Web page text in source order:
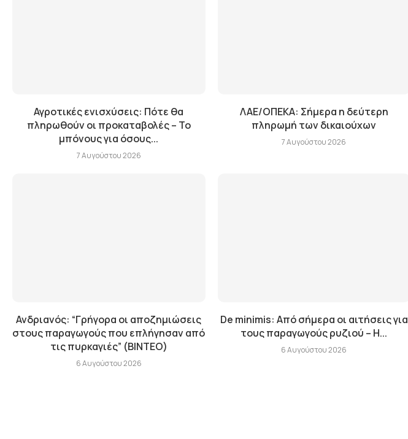
Αγροτικές ενισχύσεις: Πότε θα
πληρωθούν οι προκαταβολές – Το
μπόνους για όσους...
7 Αυγούστου 2026
ΛΑΕ/ΟΠΕΚΑ: Σήμερα η δεύτερη
πληρωμή των δικαιούχων
7 Αυγούστου 2026
Ανδριανός: “Γρήγορα οι αποζημιώσεις
στους παραγωγούς που επλήγησαν από
τις πυρκαγιές” (BINTEO)
6 Αυγούστου 2026
De minimis: Από σήμερα οι αιτήσεις για
τους παραγωγούς ρυζιού – Η...
6 Αυγούστου 2026